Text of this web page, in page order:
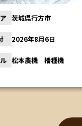
茨城県行方市
2026年8月6日
松本農機 播種機